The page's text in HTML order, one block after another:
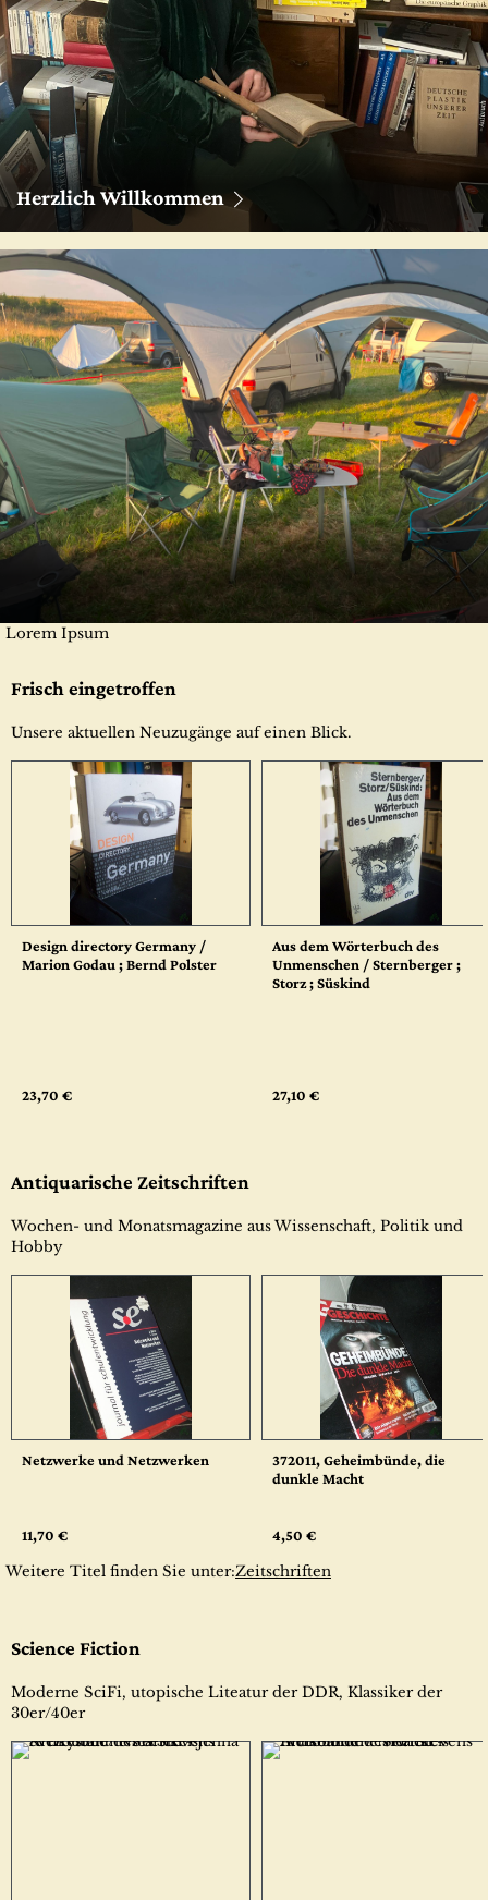
Herzlich Willkommen
Lorem Ipsum
Frisch eingetroffen
Unsere aktuellen Neuzugänge auf einen Blick.
Design directory Germany /
Marion Godau ; Bernd Polster
23,70 €
Aus dem Wörterbuch des
Unmenschen / Sternberger ;
Storz ; Süskind
27,10 €
Antiquarische Zeitschriften
Wochen- und Monatsmagazine aus Wissenschaft, Politik und
Hobby
Netzwerke und Netzwerken
11,70 €
372011, Geheimbünde, die
dunkle Macht
4,50 €
Weitere Titel finden Sie unter:Zeitschriften
Science Fiction
Moderne SciFi, utopische Liteatur der DDR, Klassiker der
30er/40er